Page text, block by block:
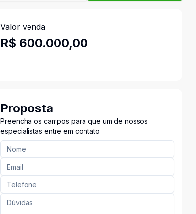
Valor venda
R$ 600.000,00
Proposta
Preencha os campos para que um de nossos
especialistas entre em contato